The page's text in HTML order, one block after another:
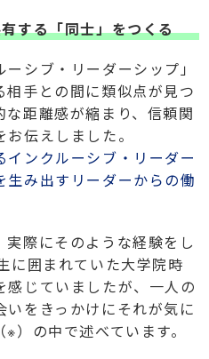
する「同士」をつくる
シブ・リーダーシップ」
手との間に類似点が見つ
距離感が縮まり、信頼関
伝えしました。
インクルーシブ・リーダー
み出すリーダーからの働
際にそのような経験をし
に囲まれていた大学院時
じていましたが、一人の
をきっかけにそれが気に
）の中で述べています。